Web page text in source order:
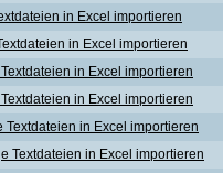
in Excel importieren
in Excel importieren
in Excel importieren
in Excel importieren
in Excel importieren
Textdateien in Excel importieren